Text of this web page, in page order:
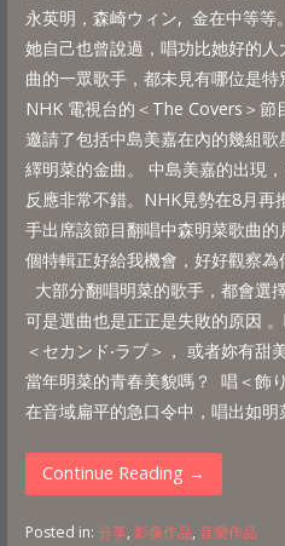
永英明，森崎ウィン, 金在中等等
她自己也曾說過，唱功比她好的
曲的一眾歌手，都未見有哪位是
NHK 電視台的＜The Covers＞節
邀請了包括中島美嘉在內的幾組
繹明菜的金曲。 中島美嘉的出現
反應非常不錯。NHK見勢在8月再
手出席該節目翻唱中森明菜歌曲
個特輯正好給我機會，好好觀察
大部分翻唱明菜的歌手，都會選
可是選曲也是正正是失敗的原因
＜セカンド‧ラブ＞， 或者妳有
當年明菜的青春美貌嗎？ 唱＜飾
在音域扁平的急口令中，唱出如
Continue Reading →
Posted in: 分享, 影像作品, 音樂作品